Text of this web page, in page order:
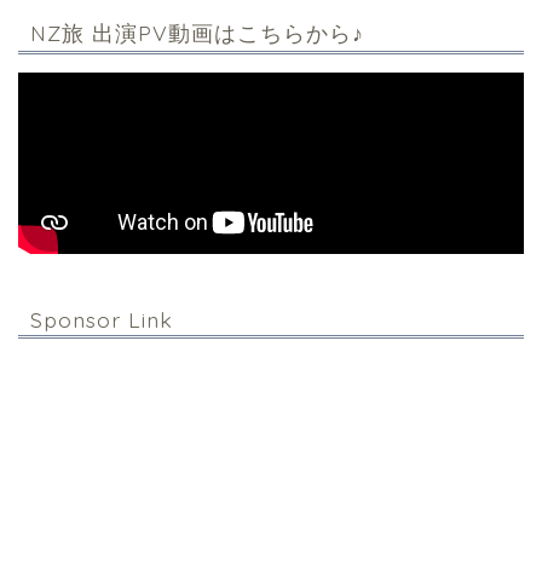
NZ旅 出演PV動画はこちらから♪
Sponsor Link